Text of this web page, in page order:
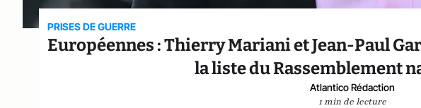
PRISES DE GUERRE
Européennes : Thierry Mariani et Jean-Paul
la liste du Rassemblement
Atlantico Rédaction
1 min de lecture